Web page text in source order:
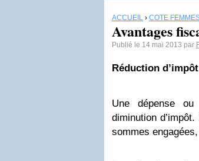
ACCUEIL › CÔTÉ
Avantages
Publié le 14 mai 2013 par
Réduction
Une dépense
diminution
sommes